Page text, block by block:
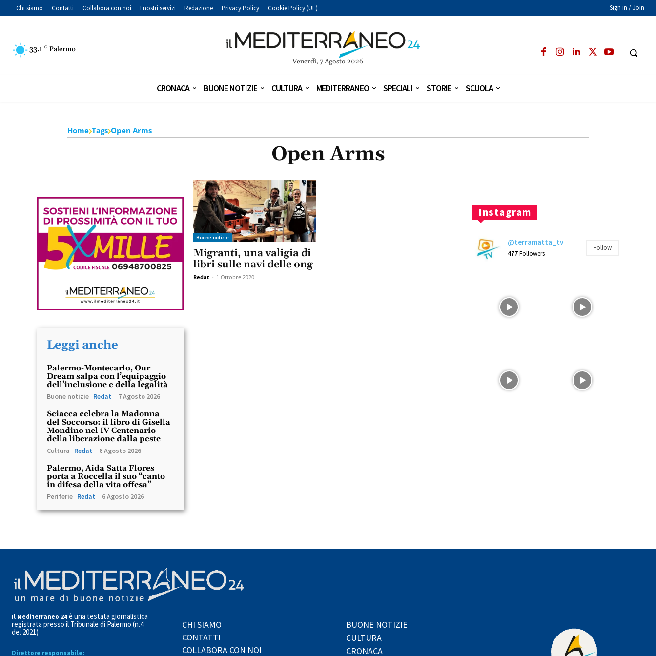
Chi siamo Contatti Collabora con noi I nostri servizi Redazione Privacy Policy Cookie Policy (UE) Sign in / Join
33.1 C Palermo
Venerdì, 7 Agosto 2026
CRONACA BUONE NOTIZIE CULTURA MEDITERRANEO SPECIALI STORIE SCUOLA
Home Tags Open Arms
Open Arms
Leggi anche
Palermo-Montecarlo, Our
Dream salpa con l’equipaggio
dell’inclusione e della legalità
Buone notizie Redat - 7 Agosto 2026
Sciacca celebra la Madonna
del Soccorso: il libro di Gisella
Mondino nel IV Centenario
della liberazione dalla peste
Cultura Redat - 6 Agosto 2026
Palermo, Aida Satta Flores
porta a Roccella il suo “canto
in difesa della vita offesa”
Periferie Redat - 6 Agosto 2026
Buone notizie
Migranti, una valigia di
libri sulle navi delle ong
Redat - 1 Ottobre 2020
Instagram
@terramatta_tv
477Followers
Follow
Il Mediterraneo 24è una testata giornalistica
registrata presso il Tribunale di Palermo (n.4
del 2021)
Direttore responsabile:
CHI SIAMO
CONTATTI
COLLABORA CON NOI
BUONE NOTIZIE
CULTURA
CRONACA